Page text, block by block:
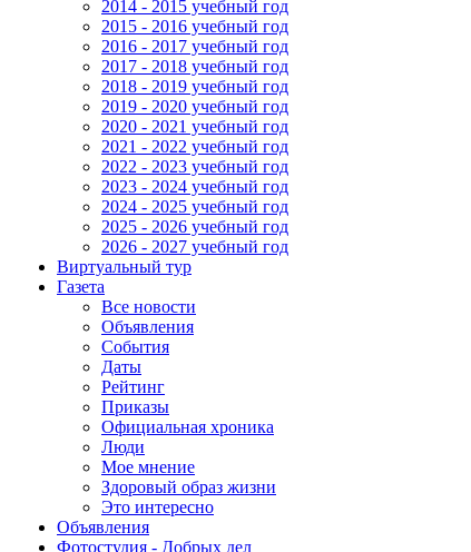
2014 - 2015 учебный год
2015 - 2016 учебный год
2016 - 2017 учебный год
2017 - 2018 учебный год
2018 - 2019 учебный год
2019 - 2020 учебный год
2020 - 2021 учебный год
2021 - 2022 учебный год
2022 - 2023 учебный год
2023 - 2024 учебный год
2024 - 2025 учебный год
2025 - 2026 учебный год
2026 - 2027 учебный год
Виртуальный тур
Газета
Все новости
Объявления
События
Даты
Рейтинг
Приказы
Официальная хроника
Люди
Мое мнение
Здоровый образ жизни
Это интересно
Объявления
Фотостудия - Добрых дел